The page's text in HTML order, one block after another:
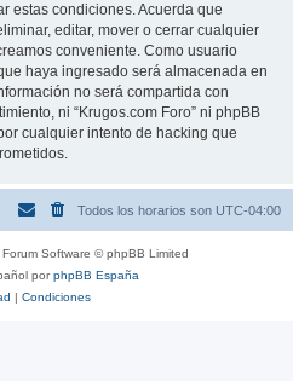
estas condiciones. Acuerda que
editar, mover o cerrar cualquier
conveniente. Como usuario
haya ingresado será almacenada en
no será compartida con
ni “Krugos.com Foro” ni phpBB
cualquier intento de hacking que
Todos los horarios son UTC-04:00
Software © phpBB Limited
porphpBB España
| Condiciones